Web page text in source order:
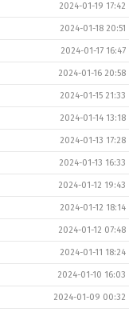
2024-01-19 17:42
2024-01-18 20:51
2024-01-17 16:47
2024-01-16 20:58
2024-01-15 21:33
2024-01-14 13:18
2024-01-13 17:28
2024-01-13 16:33
2024-01-12 19:43
2024-01-12 18:14
2024-01-12 07:48
2024-01-11 18:24
2024-01-10 16:03
2024-01-09 00:32